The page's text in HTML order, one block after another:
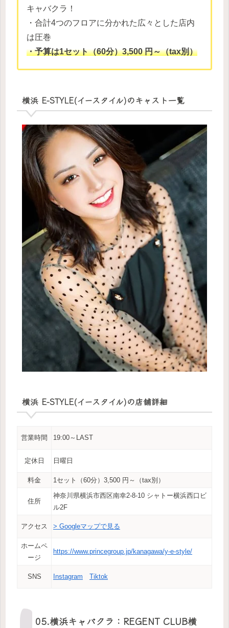
キャバクラ！
・合計4つのフロアに分かれた広々とした店内
は圧巻
・予算は1セット（60分）3,500 円～（tax別）
横浜 E-STYLE(イースタイル)のキャスト一覧
横浜 E-STYLE(イースタイル)の店舗詳細
営業時間 19:00～LAST
定休日 日曜日
料金 1セット（60分）3,500 円～（tax別）
住所
神奈川県横浜市西区南幸2-8-10 シャトー横浜西口ビ
ル2F
アクセス > Googleマップで見る
ホームペ
ージ
https://www.princegroup.jp/kanagawa/y-e-style/
SNS Instagram Tiktok
05.横浜キャバクラ：REGENT CLUB横